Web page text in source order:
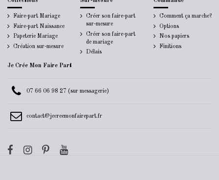
Faire-part Mariage
Faire-part Naissance
Papeterie Mariage
Création sur-mesure
Créer son faire-part
sur-mesure
Créer son faire-part
de mariage
Délais
Comment ça marche?
Options
Nos papiers
Finitions
Je Crée Mon Faire Part
07 66 06 98 27 (sur messagerie)
contact@jecreemonfairepart.fr